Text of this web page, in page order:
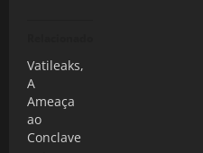
Vatileaks,
A
Ameaça
ao
Conclave